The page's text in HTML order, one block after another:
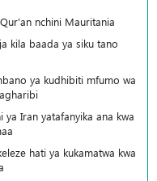
nchini Mauritania
kila baada ya siku tano
ya kudhibiti mfumo wa
Iran yatafanyika ana kwa
hati ya kukamatwa kwa